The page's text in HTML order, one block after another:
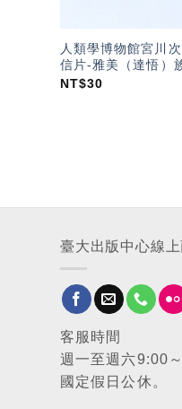
人類學博物館宮川
信片-雅美（達悟）
NT$30
臺大出版中心線
客服時間
週一至週六9:00
國定假日公休。